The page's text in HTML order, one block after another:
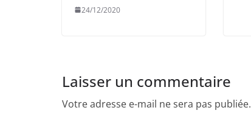
24/12/2020
Laisser un commentaire
Votre adresse e-mail ne sera pas publiée.